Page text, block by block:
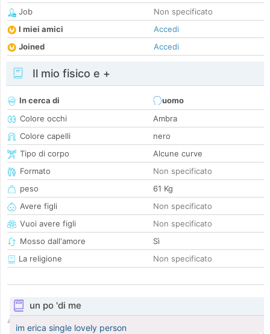
Job
Non specificato
I miei amici
Accedi
Joined
Accedi
Il mio fisico e +
In cerca di
uomo
Colore occhi
Ambra
Colore capelli
nero
Tipo di corpo
Alcune curve
Formato
Non specificato
peso
61 Kg
Avere figli
Non specificato
Vuoi avere figli
Non specificato
Mosso dall'amore
Sì
La religione
Non specificato
un po 'di me
im erica single lovely person